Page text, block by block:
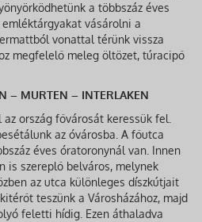
a többszáz éves
vásárolni a
vonattal térünk vissza
megfelelő meleg öltözet, túracipő
– MURTEN – INTERLAKEN
ország fővárosát keressük fel.
az óvárosba. A főutca
éves óratoronynál van. Innen
is szereplő belváros, melynek
az utca különleges díszkútjait
teszünk a Városházához, majd
feletti hídig. Ezen áthaladva